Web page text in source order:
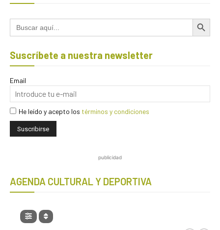
Buscar: Botón de
Suscríbete a nuestra newsletter
Email
He leído y acepto los términos y condiciones
publicidad
AGENDA CULTURAL Y DEPORTIVA